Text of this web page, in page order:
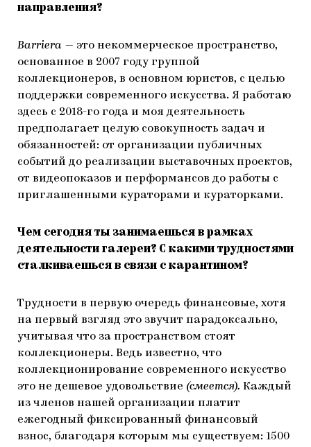
направления?
Barriera — это некоммерческое пространство,
основанное в 2007 году группой
коллекционеров, в основном юристов, с целью
поддержки современного искусства. Я работаю
здесь с 2018-го года и моя деятельность
предполагает целую совокупность задач и
обязанностей: от организации публичных
событий до реализации выставочных проектов,
от видеопоказов и перформансов до работы с
приглашенными кураторами и кураторками.
Чем сегодня ты занимаешься в рамках
деятельности галереи? С какими трудностями
сталкиваешься в связи с карантином?
Трудности в первую очередь финансовые, хотя
на первый взгляд это звучит парадоксально,
учитывая что за пространством стоят
коллекционеры. Ведь известно, что
коллекционирование современного искусство
это не дешевое удовольствие (смеется). Каждый
из членов нашей организации платит
ежегодный фиксированный финансовый
взнос, благодаря которым мы существуем: 1500